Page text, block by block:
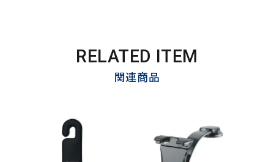
RELATED ITEM
関連商品